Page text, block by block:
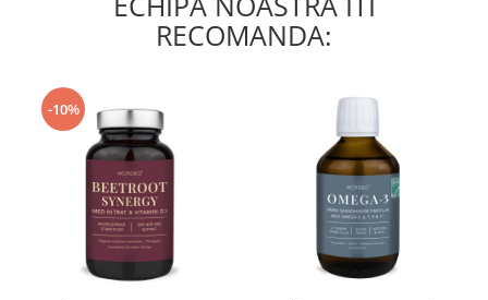
RECOMANDA:
-10%